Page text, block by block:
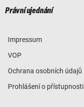
Právní ujednání
Impressum
VOP
Ochrana osobních údajů
Prohlášení o přístupnosti